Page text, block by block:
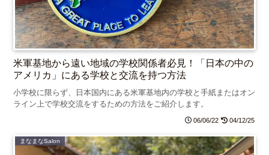
米軍基地から遠い地域の学校関係者必見！「日本の中の
アメリカ」にある学校と交流を持つ方法
小学校に限らず、日本国内にある米軍基地内の学校と手紙またはオン
ライン上で学校交流をするための方法をご紹介します。
06/06/22 04/12/25
まなまなSalon